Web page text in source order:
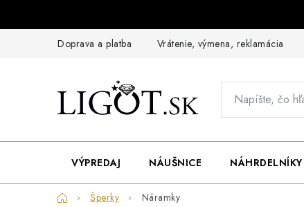
Doprava a platba Vrátenie, výmena, reklamácia
VÝPREDAJ NÁUŠNICE NÁHRDELNÍKY
DomovŠperky Náramky